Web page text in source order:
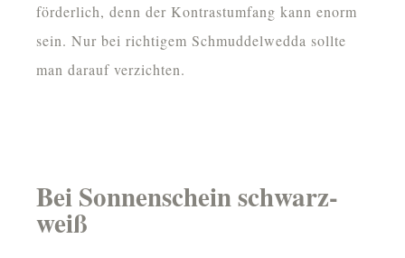
förderlich, denn der Kontrastumfang kann enorm
sein. Nur bei richtigem Schmuddelwedda sollte
man darauf verzichten.
Bei Sonnenschein schwarz-
weiß